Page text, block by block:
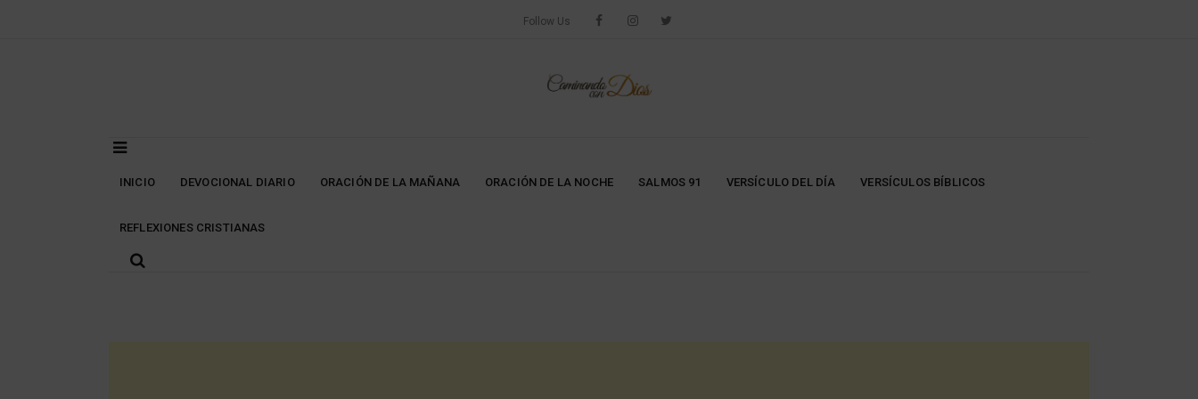
Follow Us
INICIO DEVOCIONAL DIARIO ORACIÓN DE LA MAÑANA ORACIÓN DE LA NOCHE SALMOS 91 VERSÍCULO DEL DÍA VERSÍCULOS BÍBLICOS
REFLEXIONES CRISTIANAS